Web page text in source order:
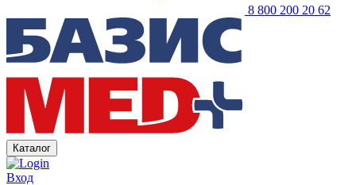
8 800 200 20 62
Каталог
Вход